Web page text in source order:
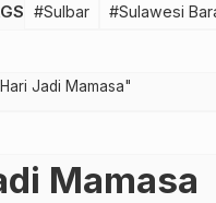
#Sulbar #Sulawesi
Jadi Mamasa"
Mamasa